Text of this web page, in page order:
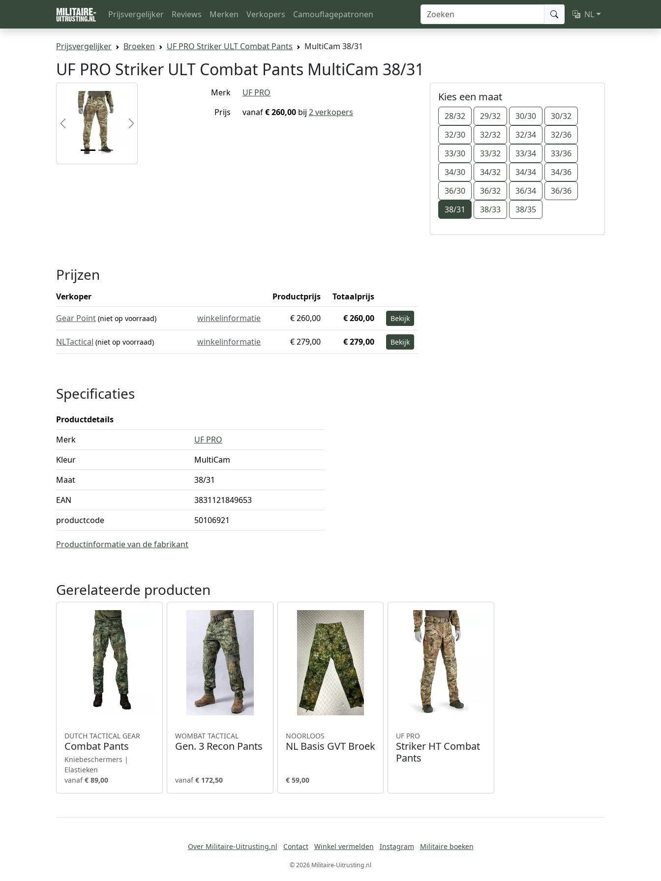
Prijsvergelijker Reviews Merken Verkopers Camouflagepatronen NL
Prijsvergelijker Broeken UF PRO Striker ULT Combat Pants MultiCam 38/31
UF PRO Striker ULT Combat Pants MultiCam 38/31
Previous Next
Merk
UF PRO
Prijs
vanaf€ 260,00 bij 2 verkopers
Kies een maat
28/32 29/32 30/30
30/32
32/30
32/32 32/34
32/36
33/30
33/32 33/34
33/36
34/30
34/32 34/34
34/36
36/30
36/32 36/34
36/36
38/31
38/33 38/35
Prijzen
Verkoper Productprijs
Totaalprijs
Gear Point (niet op voorraad) winkelinformatie € 260,00 € 260,00 Bekijk
NLTactical (niet op voorraad) winkelinformatie € 279,00 € 279,00 Bekijk
Specificaties
Productdetails
Merk
UF PRO
Kleur
MultiCam
Maat
38/31
EAN
3831121849653
productcode
50106921
Productinformatie van de fabrikant
Gerelateerde producten
DUTCH TACTICAL GEAR
Combat Pants
Kniebeschermers |
Elastieken
vanaf€ 89,00
WOMBAT TACTICAL
Gen. 3 Recon Pants
vanaf€ 172,50
NOORLOOS
NL Basis GVT Broek
€ 59,00
UF PRO
Striker HT Combat
Pants
Over Militaire-Uitrusting.nl Contact Winkel vermelden Instagram Militaire boeken
© 2026 Militaire-Uitrusting.nl